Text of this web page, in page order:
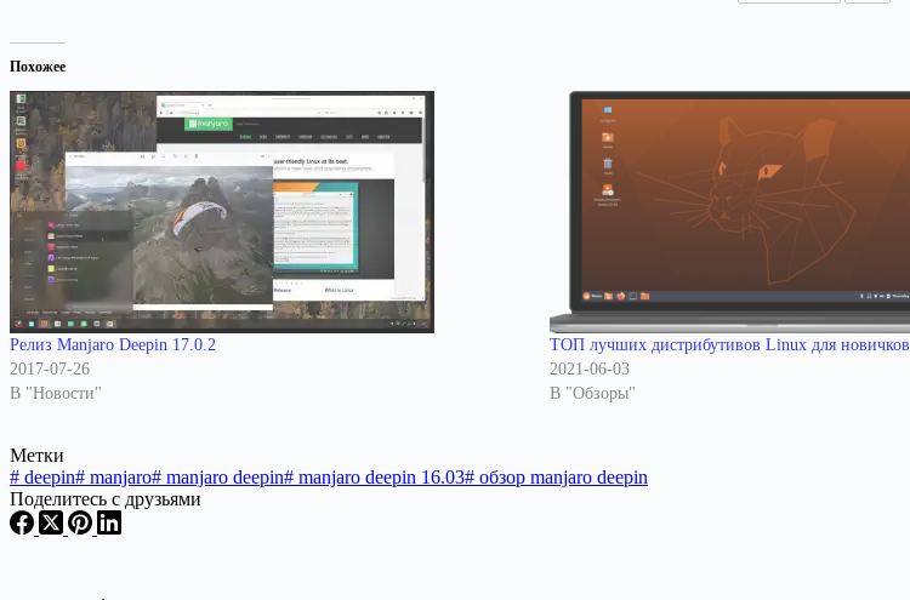
Похожее
Релиз Manjaro Deepin 17.0.2
2017-07-26
В "Новости"
ТОП лучших дистрибутивов Linux для новичков
2021-06-03
В "Обзоры"
Метки
# deepin# manjaro# manjaro deepin# manjaro deepin 16.03# обзор manjaro deepin
Поделитесь с друзьями